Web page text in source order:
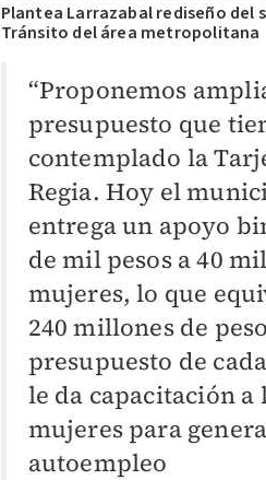
Plantea Larrazabal rediseño del
Tránsito del área metropolitana
“Proponemos
presupuesto que
contemplado la
Regia. Hoy el
entrega un apoyo
de mil pesos a 40 mil
mujeres, lo que
240 millones de
presupuesto de
le da capacitación a
mujeres para
autoempleo